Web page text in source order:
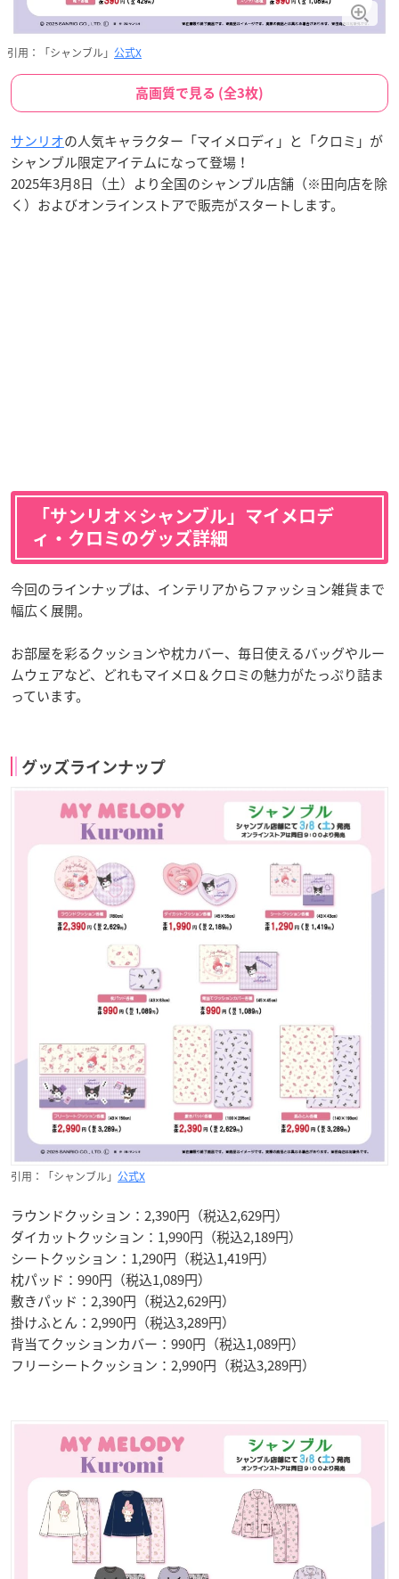
引用：「シャンブル」 公式X
高画質で見る (全3枚)
サンリオの人気キャラクター「マイメロディ」と「クロミ」が
シャンブル限定アイテムになって登場！
2025年3月8日（土）より全国のシャンブル店舗（※田向店を除
く）およびオンラインストアで販売がスタートします。
「サンリオ×シャンブル」マイメロデ
ィ・クロミのグッズ詳細
今回のラインナップは、インテリアからファッション雑貨まで
幅広く展開。
お部屋を彩るクッションや枕カバー、毎日使えるバッグやルー
ムウェアなど、どれもマイメロ＆クロミの魅力がたっぷり詰ま
っています。
グッズラインナップ
引用：「シャンブル」 公式X
ラウンドクッション：2,390円（税込2,629円）
ダイカットクッション：1,990円（税込2,189円）
シートクッション：1,290円（税込1,419円）
枕パッド：990円（税込1,089円）
敷きパッド：2,390円（税込2,629円）
掛けふとん：2,990円（税込3,289円）
背当てクッションカバー：990円（税込1,089円）
フリーシートクッション：2,990円（税込3,289円）